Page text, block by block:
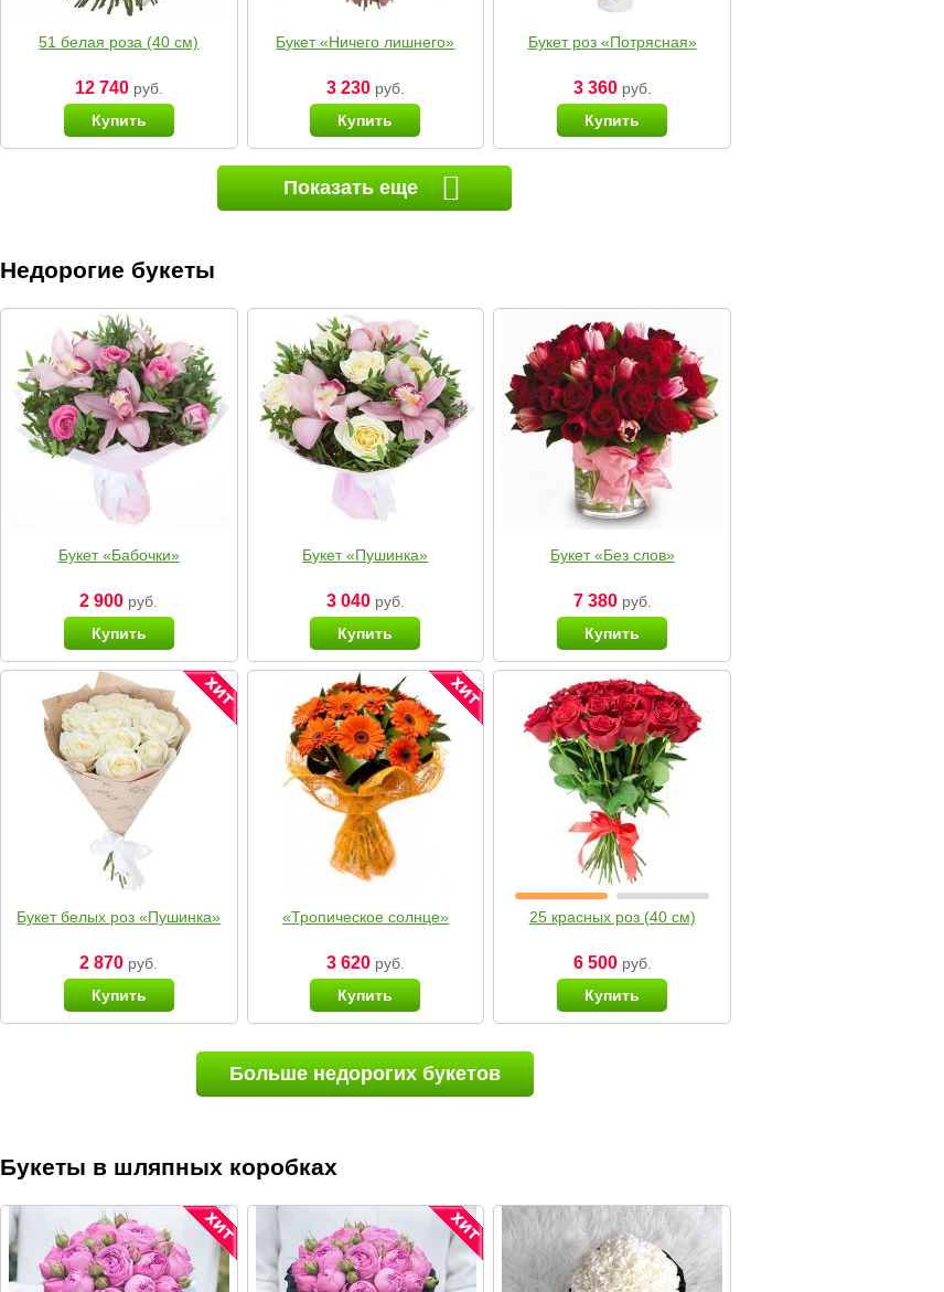
51 белая роза (40 см)
12 740руб.
Купить
Букет «Ничего лишнего»
3 230руб.
Купить
Букет роз «Потрясная»
3 360руб.
Купить
Показать еще
Недорогие букеты
Букет «Бабочки»
2 900 руб.
Купить
Букет «Пушинка»
3 040руб.
Купить
Букет «Без слов»
7 380руб.
Купить
Букет белых роз «Пушинка»
2 870 руб.
Купить
«Тропическое солнце»
3 620руб.
Купить
25 красных роз (40 см)
6 500руб.
Купить
Больше недорогих букетов
Букеты в шляпных коробках